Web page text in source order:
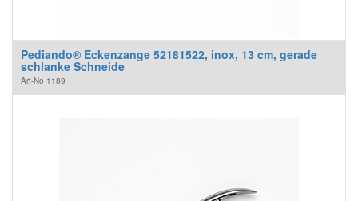
Pediando® Eckenzange 52181522, inox, 13 cm, gerade
schlanke Schneide
Art-No 1189